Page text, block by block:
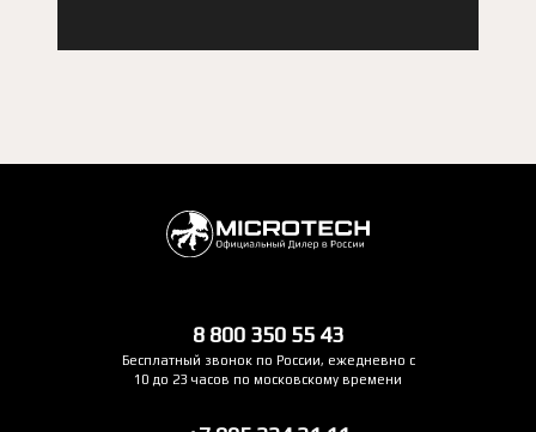
8 800 350 55 43
Бесплатный звонок по России, ежедневно с
10 до 23 часов по московскому времени